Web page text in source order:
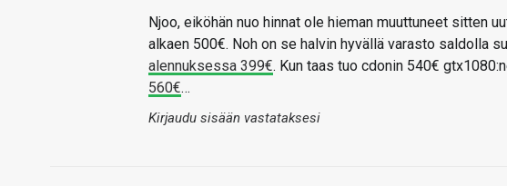
Njoo, eiköhän nuo hinnat ole hieman muuttuneet sitten
alkaen 500€. Noh on se halvin hyvällä varasto saldolla
alennuksessa 399€. Kun taas tuo cdonin 540€
560€…
Kirjaudu sisään vastataksesi